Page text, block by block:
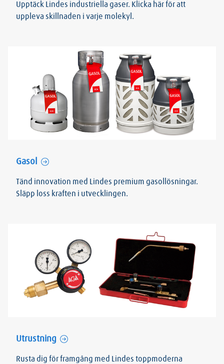
Upptäck Lindes industriella gaser. Klicka här för att
uppleva skillnaden i varje molekyl.
Gasol
Tänd innovation med Lindes premium gasollösningar.
Släpp loss kraften i utvecklingen.
Utrustning
Rusta dig för framgång med Lindes toppmoderna